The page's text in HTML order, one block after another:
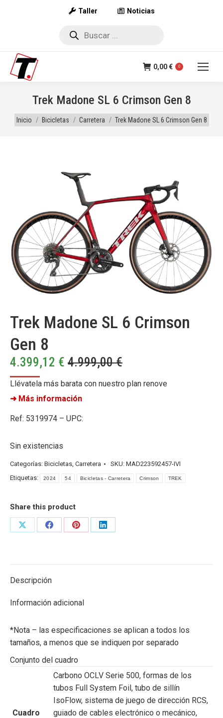
Taller Noticias
Búsqueda
0,00€ 0
Trek Madone SL 6 Crimson Gen 8
Estás aquí:
Inicio Bicicletas Carretera Trek Madone SL 6 Crimson Gen 8
Trek Madone SL 6 Crimson
Gen 8
4.399,12 € 4.999,00€
Llévatela más barata con nuestro plan renove
➜ Más información
Ref: 5319974 – UPC:
Sin existencias
Categorías: Bicicletas, Carretera SKU: MAD223592457-IVI
Etiquetas:
2024 54 Bicicletas - Carretera Crimson TREK
Share this product
Share
Share
Share
Share
Descripción
Información adicional
*Nota – las especificaciones se aplican a todos los
tamaños, a menos que se indiquen por separado
Conjunto del cuadro
Cuadro
Carbono OCLV Serie 500, formas de los
tubos Full System Foil, tubo de sillín
IsoFlow, sistema de juego de dirección RCS,
guiado de cables electrónico o mecánico,